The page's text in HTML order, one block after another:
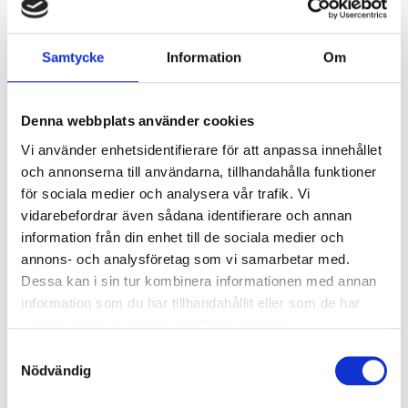
Samtycke Information Om
Denna webbplats använder cookies
Vi använder enhetsidentifierare för att anpassa innehållet
och annonserna till användarna, tillhandahålla funktioner
för sociala medier och analysera vår trafik. Vi
vidarebefordrar även sådana identifierare och annan
information från din enhet till de sociala medier och
annons- och analysföretag som vi samarbetar med.
Dessa kan i sin tur kombinera informationen med annan
information som du har tillhandahållit eller som de har
Nödvändig
kV/kA:
kV/kA:
Ljusstyrning
Ljusstyrning:
Trådlös styrning Casambi
Sensor:
Utan sensor
Nödljus
Nödljus: Nej
Dubbla införingshål på armaturens ovansida.
Systemarmaturen är försedd med